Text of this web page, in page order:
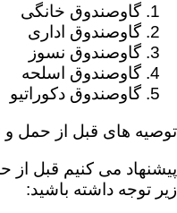
گاوصندوق خانگی
گاوصندوق اداری
گاوصندوق نسوز
گاوصندوق اسلحه
گاوصندوق دکوراتیو
توصیه‌ های قبل از حمل
پیشنهاد می کنیم قبل
زیر توجه داشته باشید: